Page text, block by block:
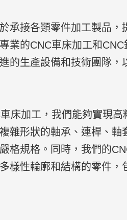
承接各類零件加工製品，
業的CNC車床加工和
的生產設備和技術團隊，
床加工，我們能夠實現
雜形狀的軸承、連桿、軸
格規格。同時，我們的
樣性輪廓和結構的零件，